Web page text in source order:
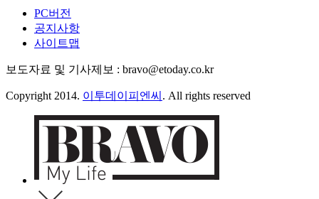
PC버전
공지사항
사이트맵
보도자료 및 기사제보 : bravo@etoday.co.kr
Copyright 2014. 이투데이피엔씨 . All rights reserved